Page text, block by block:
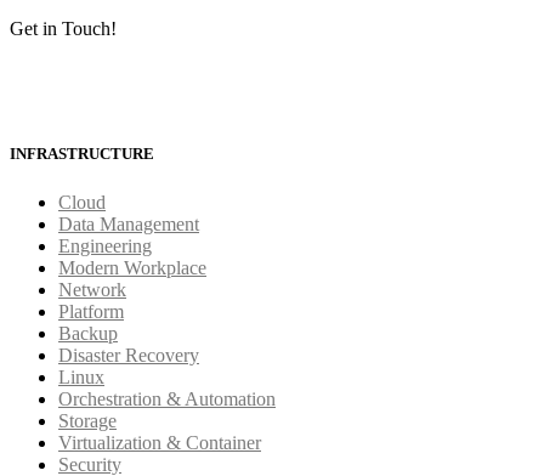
Get in Touch!
INFRASTRUCTURE
Cloud
Data Management
Engineering
Modern Workplace
Network
Platform
Backup
Disaster Recovery
Linux
Orchestration & Automation
Storage
Virtualization & Container
Security